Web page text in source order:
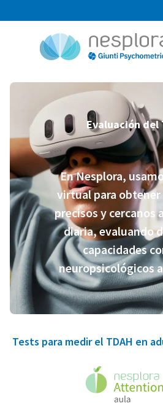
Evaluación del
En Nesplora,
virtual para
precisos y cercanos
diaria, evaluando
capacidades
neuropsicológicos
Tests para medir el TDAH en